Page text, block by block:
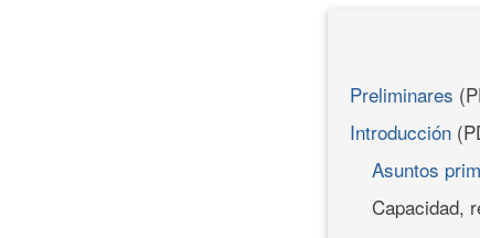
Preliminares
Introducción
Asuntos
Capacidad,